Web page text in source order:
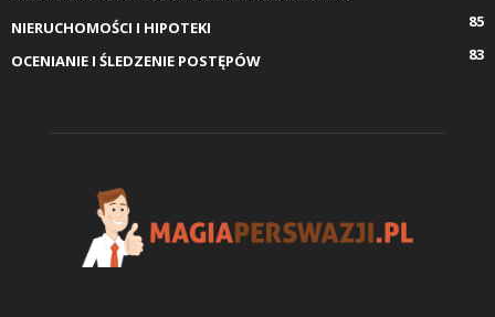
NIERUCHOMOŚCI I HIPOTEKI
85
OCENIANIE I ŚLEDZENIE POSTĘPÓW
83